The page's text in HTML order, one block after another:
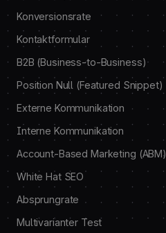
Konversionsrate
Kontaktformular
B2B (Business-to-Business)
Position Null (Featured Snippet)
Externe Kommunikation
Interne Kommunikation
Account-Based Marketing (ABM)
White Hat SEO
Absprungrate
Multivarianter Test